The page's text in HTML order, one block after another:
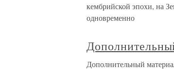
кембрийской эпохи, на
одновременно
Дополнительный